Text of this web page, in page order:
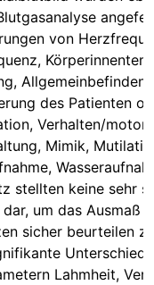
von
des Patienten
Verhalten/
Mimik,
stellten keine sehr
um das Ausmaß
sicher beurteilen
Lahmheit,